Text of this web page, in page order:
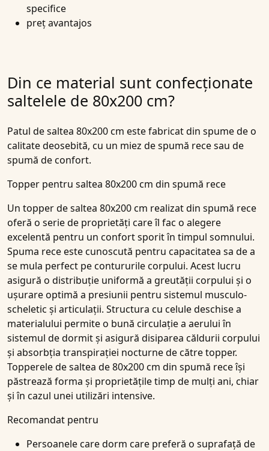
specifice
preț avantajos
Din ce material sunt confecționate
saltelele de 80x200 cm?
Patul de saltea 80x200 cm este fabricat din spume de o
calitate deosebită, cu un miez de spumă rece sau de
spumă de confort.
Topper pentru saltea 80x200 cm din spumă rece
Un topper de saltea 80x200 cm realizat din spumă rece
oferă o serie de proprietăți care îl fac o alegere
excelentă pentru un confort sporit în timpul somnului.
Spuma rece este cunoscută pentru capacitatea sa de a
se mula perfect pe contururile corpului. Acest lucru
asigură o distribuție uniformă a greutății corpului și o
ușurare optimă a presiunii pentru sistemul musculo-
scheletic și articulații. Structura cu celule deschise a
materialului permite o bună circulație a aerului în
sistemul de dormit și asigură disiparea căldurii corpului
și absorbția transpirației nocturne de către topper.
Topperele de saltea de 80x200 cm din spumă rece își
păstrează forma și proprietățile timp de mulți ani, chiar
și în cazul unei utilizări intensive.
Recomandat pentru
Persoanele care dorm care preferă o suprafață de